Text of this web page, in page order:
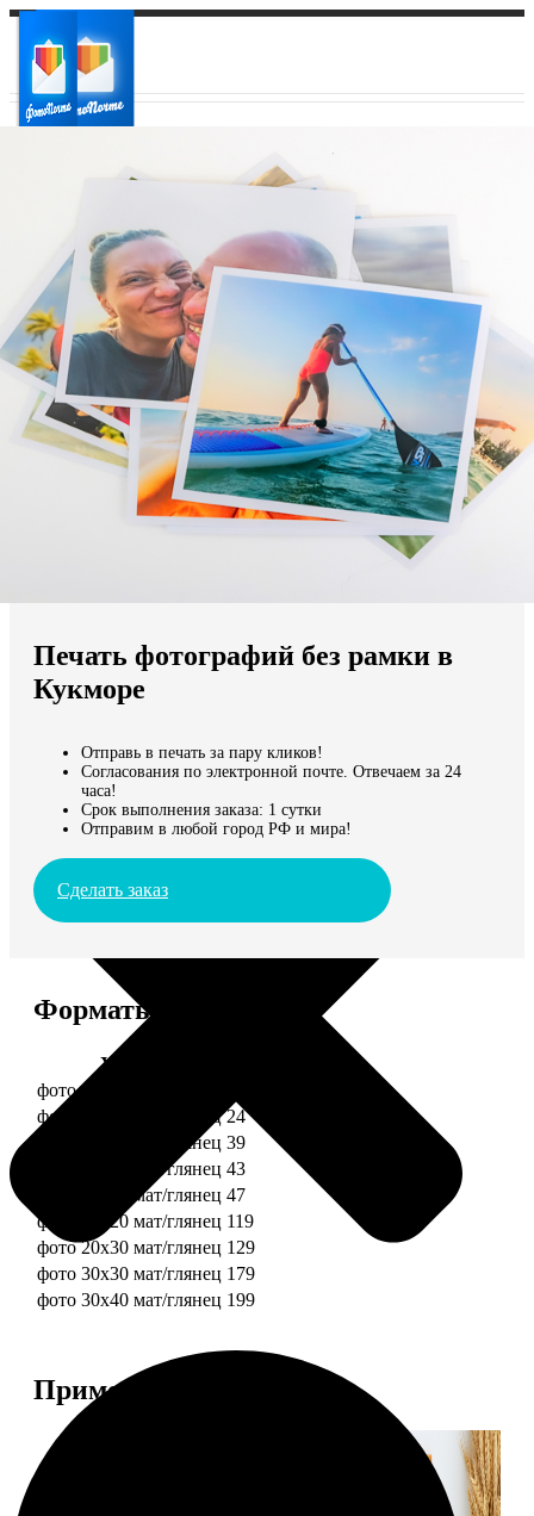
Ваш регион доставки
Выберите из списка:
Мы доставляем по всему миру
Продолжить без города
Печать фотографий без рамки в
Кукморе
Отправь в печать за пару кликов!
Согласования по электронной почте. Отвечаем за 24
часа!
Срок выполнения заказа: 1 сутки
Отправим в любой город РФ и мира!
Сделать заказ
Форматы и цены
Услуга
фото 10х10 мат/глянец
фото 10х15 мат/глянец 24
фото 13х18 мат/глянец 39
фото 15х15 мат/глянец 43
фото 15х20 мат/глянец 47
фото 20х20 мат/глянец 119
фото 20х30 мат/глянец 129
фото 30х30 мат/глянец 179
фото 30х40 мат/глянец 199
Примеры работ